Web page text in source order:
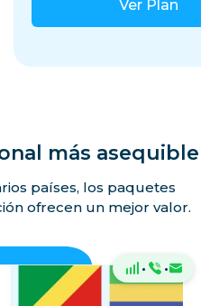
Ver Plan
más asequible
países, los paquetes
ofrecen un mejor valor.
· ·